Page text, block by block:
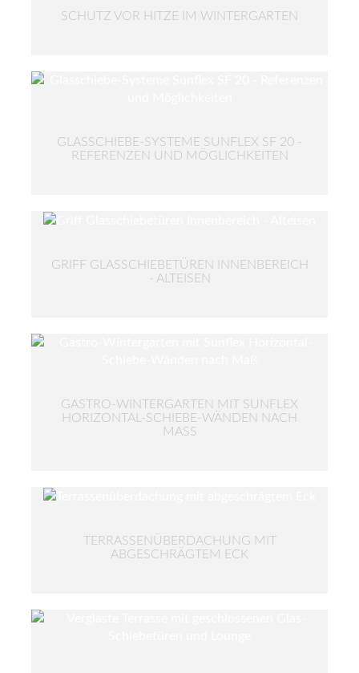
SCHUTZ VOR HITZE IM WINTERGARTEN
GLASSCHIEBE-SYSTEME SUNFLEX SF 20 -
REFERENZEN UND MÖGLICHKEITEN
GRIFF GLASSCHIEBETÜREN INNENBEREICH
- ALTEISEN
GASTRO-WINTERGARTEN MIT SUNFLEX
HORIZONTAL-SCHIEBE-WÄNDEN NACH
MASS
TERRASSENÜBERDACHUNG MIT
ABGESCHRÄGTEM ECK